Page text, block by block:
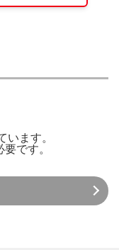
います。
要です。